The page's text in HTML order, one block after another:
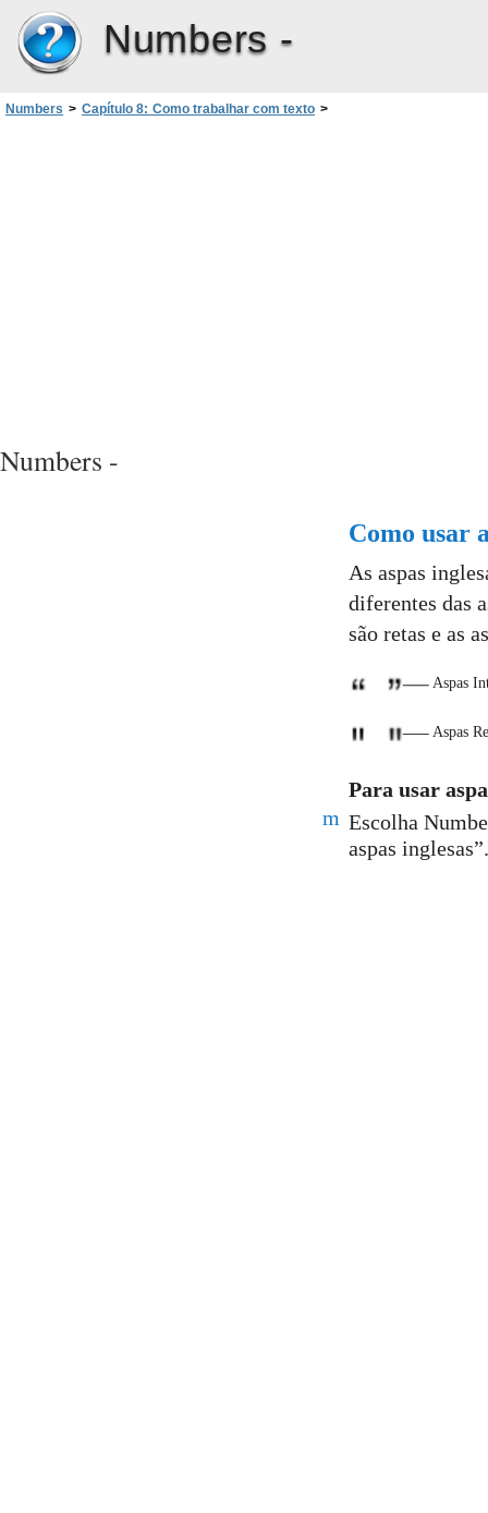
Numbers -
Numbers > Capítulo 8: Como trabalhar com texto >
Numbers -
Como usar
As aspas
diferentes das
são retas e as
Aspas
Aspas
Para usar
Escolha
m
aspas inglesas”.